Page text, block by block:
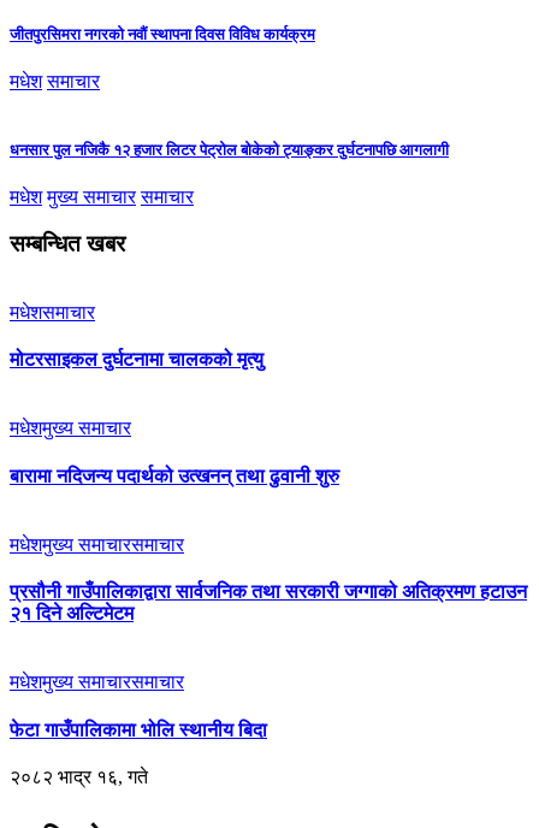
जीतपुरसिमरा नगरको नवौं स्थापना दिवस विविध कार्यक्रम
मधेश समाचार
धनसार पुल नजिकै १२ हजार लिटर पेट्रोल बोकेको ट्याङ्कर दुर्घटनापछि आगलागी
मधेश मुख्य समाचार समाचार
सम्बन्धित खबर
मधेशसमाचार
मोटरसाइकल दुर्घटनामा चालकको मृत्यु
मधेशमुख्य समाचार
बारामा नदिजन्य पदार्थको उत्खनन् तथा ढुवानी शुरु
मधेशमुख्य समाचारसमाचार
प्रसौनी गाउँपालिकाद्वारा सार्वजनिक तथा सरकारी जग्गाको अतिक्रमण हटाउन
२१ दिने अल्टिमेटम
मधेशमुख्य समाचारसमाचार
फेटा गाउँपालिकामा भोलि स्थानीय बिदा
२०८२ भाद्र १६, गते